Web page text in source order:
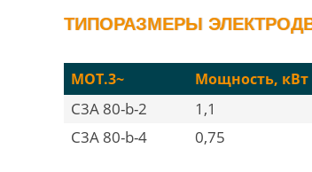
ТИПОРАЗМЕРЫ
MOT.3~ Мощность, кВт
C3A 80-b-2 1,1
C3A 80-b-4 0,75